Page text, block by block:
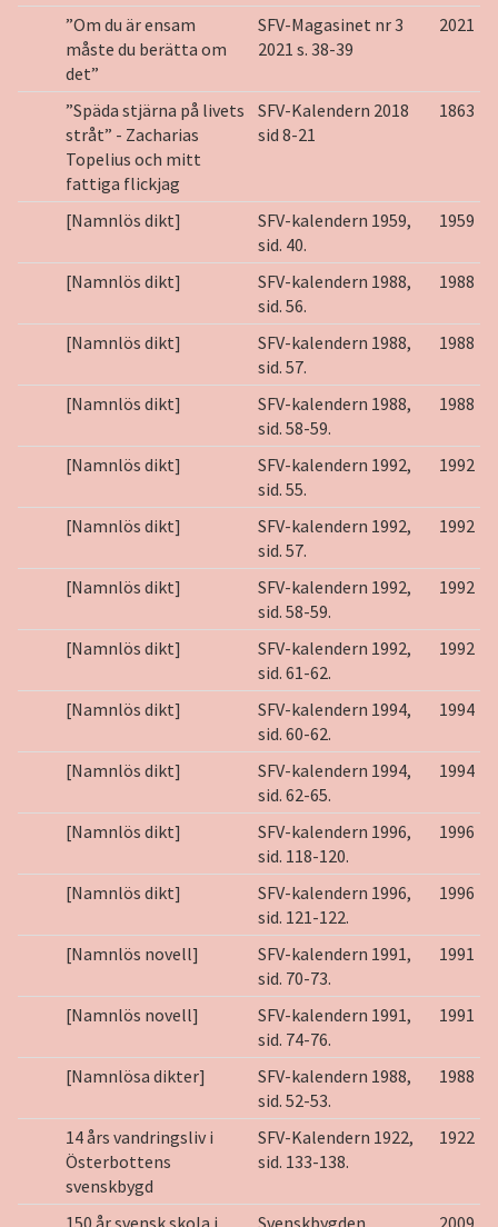
”Om du är ensam
måste du berätta om
det”
SFV-Magasinet nr 3
2021 s. 38-39
2021
”Späda stjärna på livets
stråt” - Zacharias
Topelius och mitt
fattiga flickjag
SFV-Kalendern 2018
sid 8-21
1863
[Namnlös dikt]
SFV-kalendern 1959,
sid. 40.
1959
[Namnlös dikt]
SFV-kalendern 1988,
sid. 56.
1988
[Namnlös dikt]
SFV-kalendern 1988,
sid. 57.
1988
[Namnlös dikt]
SFV-kalendern 1988,
sid. 58-59.
1988
[Namnlös dikt]
SFV-kalendern 1992,
sid. 55.
1992
[Namnlös dikt]
SFV-kalendern 1992,
sid. 57.
1992
[Namnlös dikt]
SFV-kalendern 1992,
sid. 58-59.
1992
[Namnlös dikt]
SFV-kalendern 1992,
sid. 61-62.
1992
[Namnlös dikt]
SFV-kalendern 1994,
sid. 60-62.
1994
[Namnlös dikt]
SFV-kalendern 1994,
sid. 62-65.
1994
[Namnlös dikt]
SFV-kalendern 1996,
sid. 118-120.
1996
[Namnlös dikt]
SFV-kalendern 1996,
sid. 121-122.
1996
[Namnlös novell]
SFV-kalendern 1991,
sid. 70-73.
1991
[Namnlös novell]
SFV-kalendern 1991,
sid. 74-76.
1991
[Namnlösa dikter]
SFV-kalendern 1988,
sid. 52-53.
1988
14 års vandringsliv i
Österbottens
svenskbygd
SFV-Kalendern 1922,
sid. 133-138.
1922
150 år svensk skola i Svenskbygden 2009